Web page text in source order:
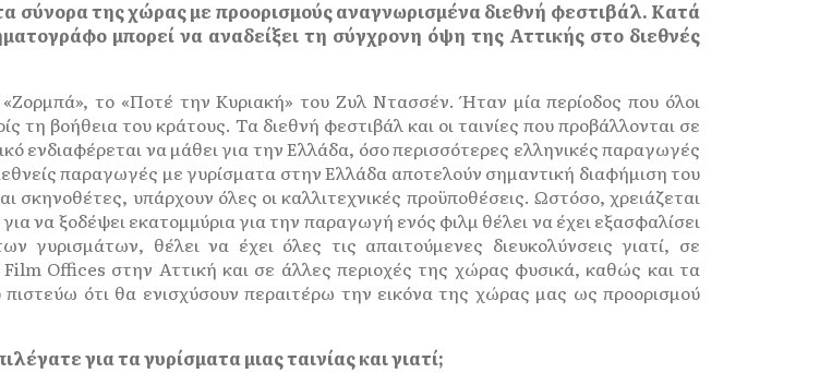
σύνορα της χώρας με προορισμούς αναγνωρισμένα διεθνή φεστιβάλ. Κατά
μπορεί να αναδείξει τη σύγχρονη όψη της Αττικής στο διεθνές
το «Ποτέ την Κυριακή» του Ζυλ Ντασσέν. Ήταν μία περίοδος που όλοι
τη βοήθεια του κράτους. Τα διεθνή φεστιβάλ και οι ταινίες που προβάλλονται σε
ενδιαφέρεται να μάθει για την Ελλάδα, όσο περισσότερες ελληνικές παραγωγές
παραγωγές με γυρίσματα στην Ελλάδα αποτελούν σημαντική διαφήμιση του
υπάρχουν όλες οι καλλιτεχνικές προϋποθέσεις. Ωστόσο, χρειάζεται
να ξοδέψει εκατομμύρια για την παραγωγή ενός φιλμ θέλει να έχει εξασφαλίσει
γυρισμάτων, θέλει να έχει όλες τις απαιτούμενες διευκολύνσεις γιατί, σε
Offices στην Αττική και σε άλλες περιοχές της χώρας φυσικά, καθώς και τα
ότι θα ενισχύσουν περαιτέρω την εικόνα της χώρας μας ως προορισμού
για τα γυρίσματα μιας ταινίας και γιατί;